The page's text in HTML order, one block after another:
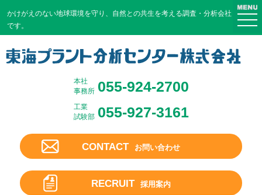
かけがえのない地球環境を守り、 自然との共生を考える調査・分析会社
です。
本社
事務所 055-924-2700
工業
試験部 055-927-3161
CONTACT お問い合わせ
RECRUIT 採用案内